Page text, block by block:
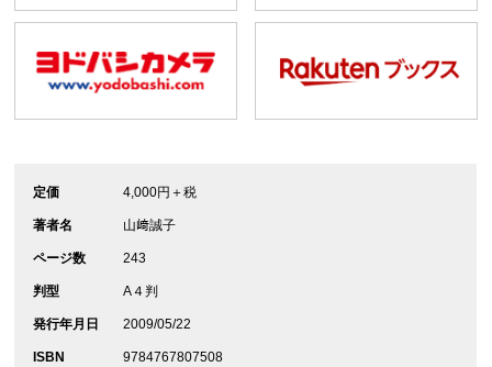
定価 4,000円＋税
著者名 山﨑誠子
ページ数 243
判型 A４判
発行年月日 2009/05/22
ISBN 9784767807508